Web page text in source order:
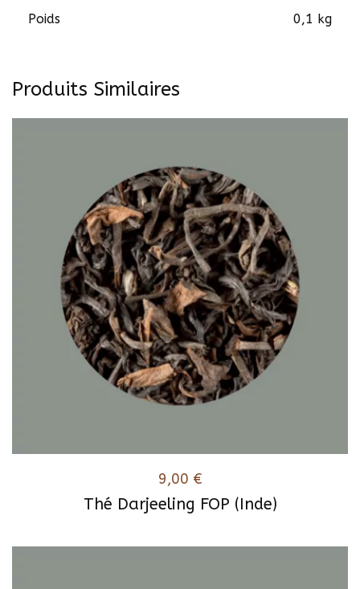
Poids 0,1 kg
Produits Similaires
Thé Darjeeling FOP (Inde)
9,00 €